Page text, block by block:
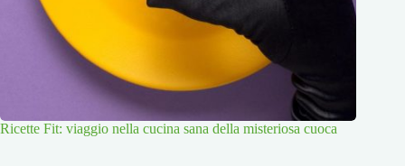
Ricette Fit: viaggio nella cucina sana della misteriosa cuoca